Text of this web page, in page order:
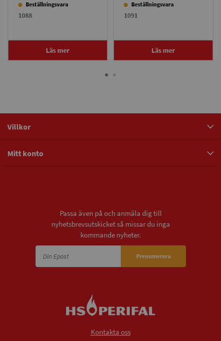
Beställningsvara
1088
Läs mer
Beställningsvara
1091
Läs mer
Villkor
Mitt konto
Passa även på och anmäla dig till
nyhetsbrevsutskicket så missar du inga
kommande nyheter.
Prenumerera
Kontakta oss